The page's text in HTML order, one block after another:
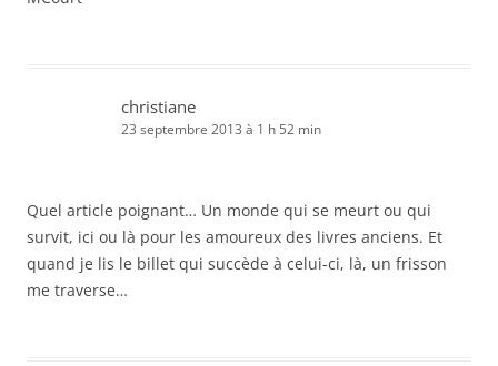
christiane
23 septembre 2013 à 1 h 52 min
Quel article poignant… Un monde qui se meurt ou qui
survit, ici ou là pour les amoureux des livres anciens. Et
quand je lis le billet qui succède à celui-ci, là, un frisson
me traverse…